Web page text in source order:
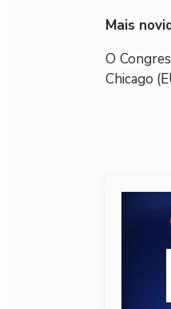
Mais
O
Chicago